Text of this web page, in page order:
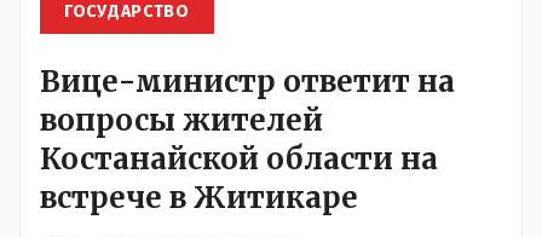
ГОСУДАРСТВО
Вице-министр ответит на
вопросы жителей
Костанайской области на
встрече в Житикаре